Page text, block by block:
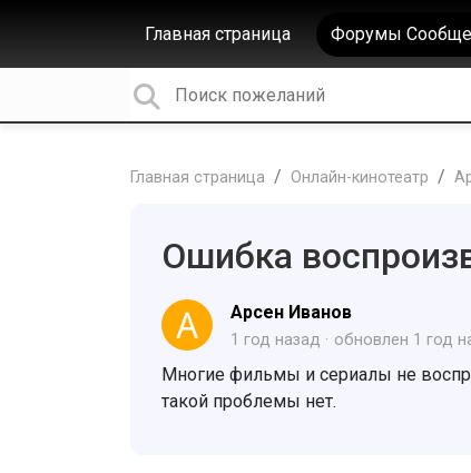
Главная страница Форумы
Главная страница Онлайн-кинотеатр
Ошибка
Арсен Иванов
1 год назад обновлен 1 год
Многие фильмы и сериалы не
такой проблемы нет.